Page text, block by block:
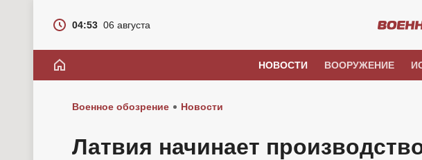
04:53 06 августа
НОВОСТИ ВООРУЖЕНИЕ
Военное обозрение Новости
Латвия начинает